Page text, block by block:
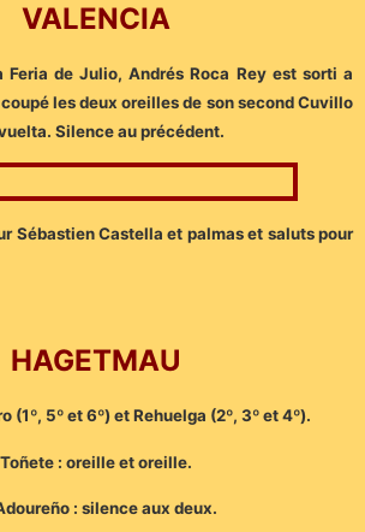
VALENCIA
de Julio, Andrés Roca Rey est sorti a
les deux oreilles de son second Cuvillo
Silence au précédent.
Sébastien Castella et palmas et saluts pour
HAGETMAU
(1º, 5º et 6º) et Rehuelga (2º, 3º et 4º).
Toñete : oreille et oreille.
: silence aux deux.